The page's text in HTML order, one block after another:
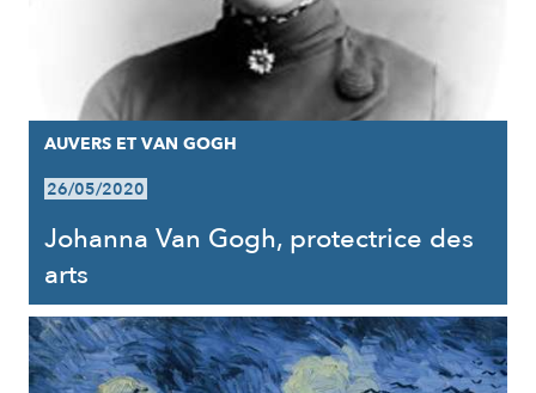
AUVERS ET VAN GOGH
26/05/2020
Johanna Van Gogh, protectrice des
arts